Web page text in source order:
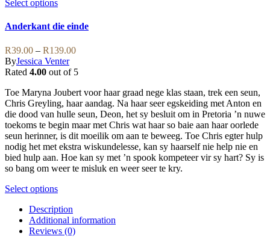
variants.
options
be
chosen
on
the
product
page
Select optionsThis
has
variants.
The
options
may
be
chosen
on
the
product
page
Anderkant die einde
R39.00 – R139.00Price
R39.00
R139.00
ByJessica Venter
Rated 4.00 out of 5
Toe Maryna Joubert voor haar graad nege klas staan, trek een seun,
Chris Greyling, haar aandag. Na haar seer egskeiding met Anton en
die dood van hulle seun, Deon, het sy besluit om in Pretoria ’n nuwe
toekoms te begin maar met Chris wat haar so baie aan haar oorlede
seun herinner, is dit moeilik om aan te beweeg. Toe Chris egter hulp
nodig het met ekstra wiskundelesse, kan sy haarself nie help nie en
bied hulp aan. Hoe kan sy met ’n spook kompeteer vir sy hart? Sy is
so bang om weer te misluk en weer seer te kry.
Select optionsThis
has
multiple
variants.
Description
Additional information
Reviews (0)